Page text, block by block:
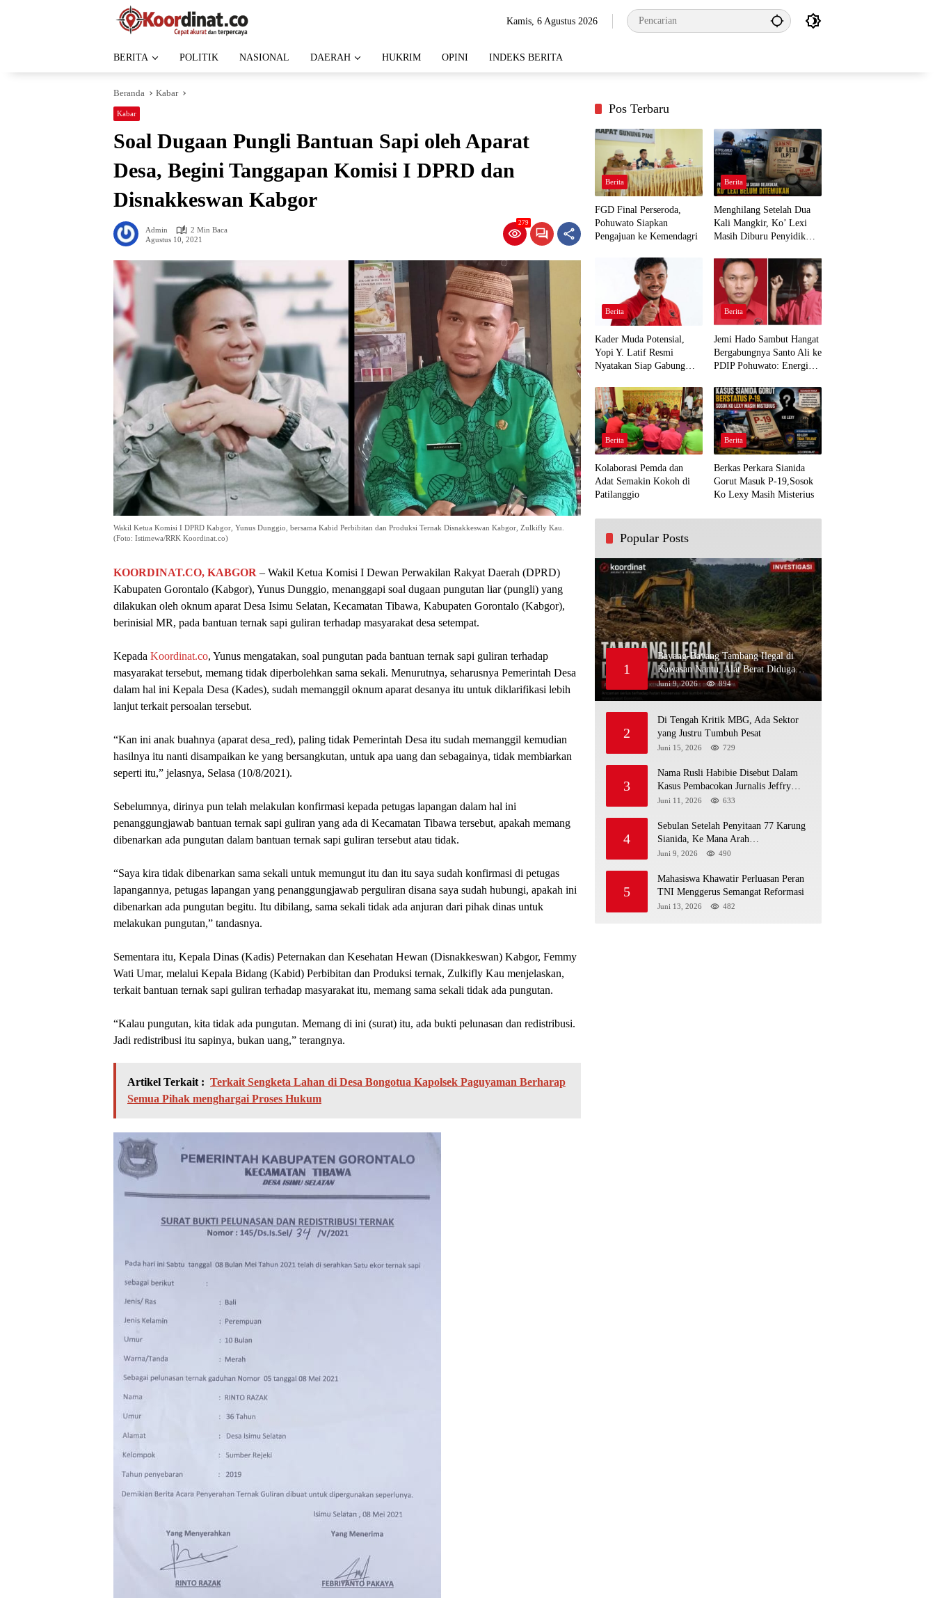
Kamis, 6 Agustus 2026
BERITA POLITIK NASIONAL DAERAH HUKRIM OPINI INDEKS BERITA
Beranda Kabar
Kabar
Soal Dugaan Pungli Bantuan Sapi oleh Aparat
Desa, Begini Tanggapan Komisi I DPRD dan
Disnakkeswan Kabgor
Admin
2 Min Baca
Agustus 10, 2021
279
Wakil Ketua Komisi I DPRD Kabgor, Yunus Dunggio, bersama Kabid Perbibitan dan Produksi Ternak Disnakkeswan Kabgor, Zulkifly Kau.
(Foto: Istimewa/RRK Koordinat.co)
KOORDINAT.CO, KABGOR – Wakil Ketua Komisi I Dewan Perwakilan Rakyat Daerah (DPRD)
Kabupaten Gorontalo (Kabgor), Yunus Dunggio, menanggapi soal dugaan pungutan liar (pungli) yang
dilakukan oleh oknum aparat Desa Isimu Selatan, Kecamatan Tibawa, Kabupaten Gorontalo (Kabgor),
berinisial MR, pada bantuan ternak sapi guliran terhadap masyarakat desa setempat.
Kepada Koordinat.co, Yunus mengatakan, soal pungutan pada bantuan ternak sapi guliran terhadap
masyarakat tersebut, memang tidak diperbolehkan sama sekali. Menurutnya, seharusnya Pemerintah Desa
dalam hal ini Kepala Desa (Kades), sudah memanggil oknum aparat desanya itu untuk diklarifikasi lebih
lanjut terkait persoalan tersebut.
“Kan ini anak buahnya (aparat desa_red), paling tidak Pemerintah Desa itu sudah memanggil kemudian
hasilnya itu nanti disampaikan ke yang bersangkutan, untuk apa uang dan sebagainya, tidak membiarkan
seperti itu,” jelasnya, Selasa (10/8/2021).
Sebelumnya, dirinya pun telah melakulan konfirmasi kepada petugas lapangan dalam hal ini
penanggungjawab bantuan ternak sapi guliran yang ada di Kecamatan Tibawa tersebut, apakah memang
dibenarkan ada pungutan dalam bantuan ternak sapi guliran tersebut atau tidak.
“Saya kira tidak dibenarkan sama sekali untuk memungut itu dan itu saya sudah konfirmasi di petugas
lapangannya, petugas lapangan yang penanggungjawab perguliran disana saya sudah hubungi, apakah ini
dibenarkan ada pungutan begitu. Itu dibilang, sama sekali tidak ada anjuran dari pihak dinas untuk
melakukan pungutan,” tandasnya.
Sementara itu, Kepala Dinas (Kadis) Peternakan dan Kesehatan Hewan (Disnakkeswan) Kabgor, Femmy
Wati Umar, melalui Kepala Bidang (Kabid) Perbibitan dan Produksi ternak, Zulkifly Kau menjelaskan,
terkait bantuan ternak sapi guliran terhadap masyarakat itu, memang sama sekali tidak ada pungutan.
“Kalau pungutan, kita tidak ada pungutan. Memang di ini (surat) itu, ada bukti pelunasan dan redistribusi.
Jadi redistribusi itu sapinya, bukan uang,” terangnya.
Artikel Terkait : Terkait Sengketa Lahan di Desa Bongotua Kapolsek Paguyaman Berharap
Semua Pihak menghargai Proses Hukum
Pos Terbaru
Berita
FGD Final Perseroda,
Pohuwato Siapkan
Pengajuan ke Kemendagri
Berita
Menghilang Setelah Dua
Kali Mangkir, Ko’ Lexi
Masih Diburu Penyidik
Berita
Kader Muda Potensial,
Yopi Y. Latif Resmi
Nyatakan Siap Gabung
Demi Kawal Aspirasi Bumi
Panua
Berita
Jemi Hado Sambut Hangat
Bergabungnya Santo Ali ke
PDIP Pohuwato: Energi
Rakyat
Berita
Kolaborasi Pemda dan
Adat Semakin Kokoh di
Patilanggio
Berita
Berkas Perkara Sianida
Gorut Masuk P-19,Sosok
Ko Lexy Masih Misterius
Popular Posts
1
Bayang-Bayang Tambang Ilegal di
Kawasan Nantu, Alat Berat Diduga
Kembali Menembus Hutan Sapa
Juni 9, 2026 894
2
Di Tengah Kritik MBG, Ada Sektor
yang Justru Tumbuh Pesat
Juni 15, 2026 729
3
Nama Rusli Habibie Disebut Dalam
Kasus Pembacokan Jurnalis Jeffry
Rumampuk
Juni 11, 2026 633
4
Sebulan Setelah Penyitaan 77 Karung
Sianida, Ke Mana Arah
Penyidikannya?
Juni 9, 2026 490
5
Mahasiswa Khawatir Perluasan Peran
TNI Menggerus Semangat Reformasi
Juni 13, 2026 482